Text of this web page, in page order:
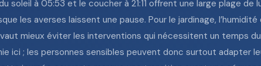
à 05:53 et le coucher à 21:11 offrent une large plage de
les averses laissent une pause. Pour le jardinage,
mieux éviter les interventions qui nécessitent un temps
ici ; les personnes sensibles peuvent donc surtout adapter